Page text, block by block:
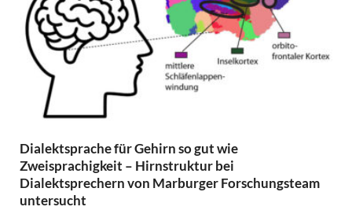
Dialektsprache für Gehirn so gut wie
Zweisprachigkeit – Hirnstruktur bei
Dialektsprechern von Marburger Forschungsteam
untersucht